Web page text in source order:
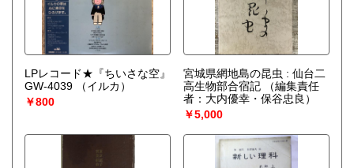
LPレコード★『ちいさな空』
GW-4039
（イルカ）
￥800
宮城県網地島の昆虫 : 仙台二
高生物部合宿記
（編集責任
者：大内優幸・保谷忠良）
￥5,000